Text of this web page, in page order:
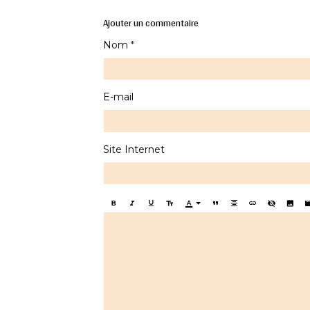
Ajouter un commentaire
Nom
E-mail
Site Internet